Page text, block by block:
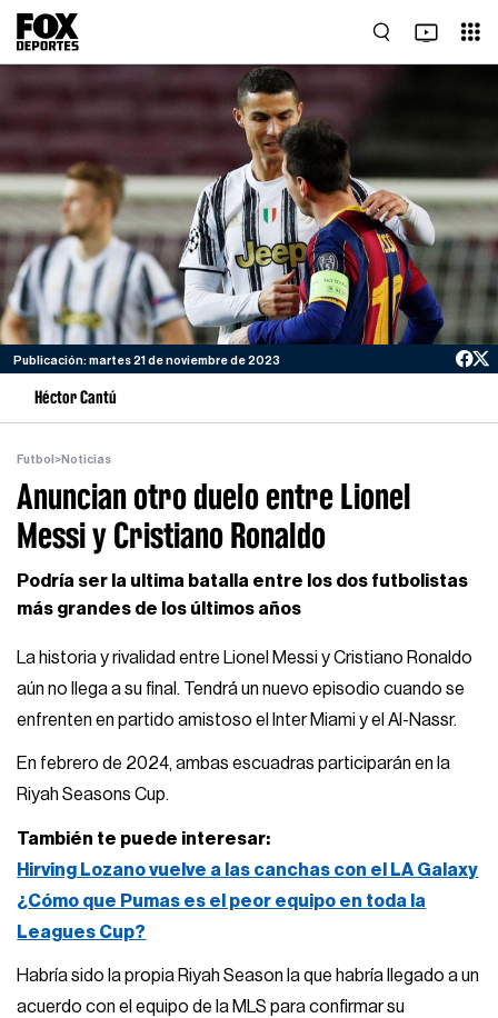
Publicación: martes 21 de noviembre de 2023
Héctor Cantú
Futbol >Noticias
Anuncian otro duelo entre Lionel
Messi y Cristiano Ronaldo
Podría ser la ultima batalla entre los dos futbolistas
más grandes de los últimos años
La historia y rivalidad entre Lionel Messi y Cristiano Ronaldo
aún no llega a su final. Tendrá un nuevo episodio cuando se
enfrenten en partido amistoso el Inter Miami y el Al-Nassr.
En febrero de 2024, ambas escuadras participarán en la
Riyah Seasons Cup.
También te puede interesar:
Hirving Lozano vuelve a las canchas con el LA Galaxy
¿Cómo que Pumas es el peor equipo en toda la
Leagues Cup?
Habría sido la propia Riyah Season la que habría llegado a un
acuerdo con el equipo de la MLS para confirmar su